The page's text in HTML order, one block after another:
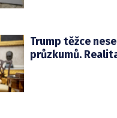
Trump těžce
průzkumů.